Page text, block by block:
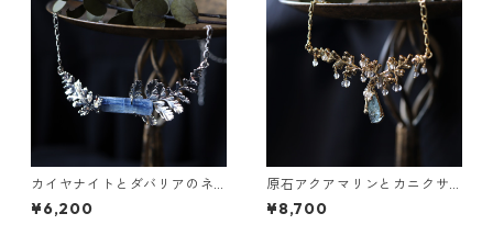
カイヤナイトとダバリアのネ
ックレス
¥6,200
原石アクアマリンとカニクサ
の葉の雫ネックレス
¥8,700